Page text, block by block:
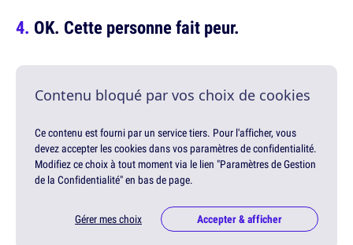
OK. Cette personne fait peur.
Contenu bloqué par vos choix de cookies
Ce contenu est fourni par un service tiers. Pour l'afficher, vous
devez accepter les cookies dans vos paramètres de confidentialité.
Modifiez ce choix à tout moment via le lien "Paramètres de Gestion
de la Confidentialité" en bas de page.
Gérer mes choix Accepter & afficher